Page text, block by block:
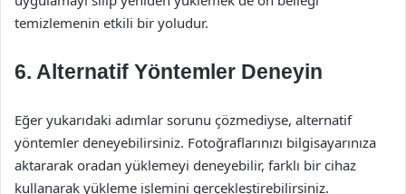
temizlemenin etkili bir yoludur.
6. Alternatif Yöntemler Deneyin
Eğer yukarıdaki adımlar sorunu çözmediyse, alternatif
yöntemler deneyebilirsiniz. Fotoğraflarınızı bilgisayarınıza
aktararak oradan yüklemeyi deneyebilir, farklı bir cihaz
kullanarak yükleme işlemini gerçekleştirebilirsiniz.